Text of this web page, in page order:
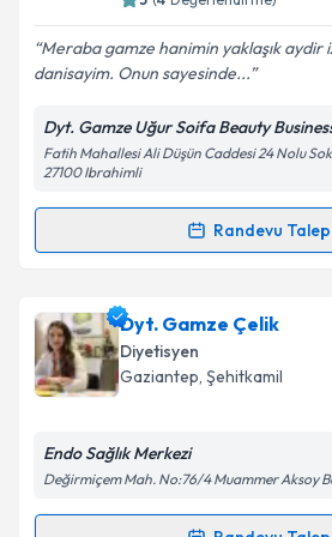
Kişisel verilerimin
Metni'ni okudum ve kişisel
kapsamda işlenmesini kabul
Takvim Talebini
Meraba gamze hanimin yaklaşık aydir
danisayim. Onun sayesinde...
Dyt. Gamze Uğur Soifa Beauty
Fatih Mahallesi Ali Düşün Caddesi 24 Nolu
27100 Ibrahimli
Randevu
Randevu Takvimi Talebi
Dyt. Gamze Uğur Gökdemir
talebi oluşturun. Size bu
için bir takvim hazırlandığında e-
bilgilendireceğiz.
Dyt. Gamze Çelik
Diyetisyen
Gaziantep, Şehitkamil
Endo Sağlık Merkezi
Değirmiçem Mah. No:76/4 Muammer Aksoy